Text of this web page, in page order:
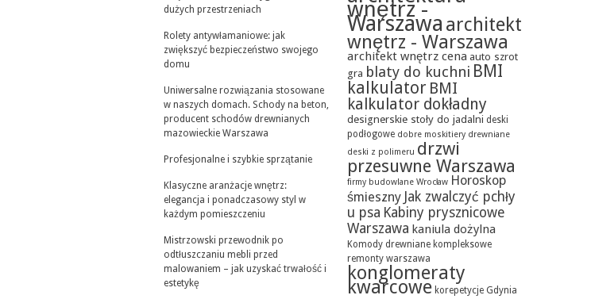
dużych przestrzeniach
Rolety antywłamaniowe: jak
zwiększyć bezpieczeństwo swojego
domu
Uniwersalne rozwiązania stosowane
w naszych domach. Schody na beton,
producent schodów drewnianych
mazowieckie Warszawa
Profesjonalne i szybkie sprzątanie
Klasyczne aranżacje wnętrz:
elegancja i ponadczasowy styl w
każdym pomieszczeniu
Mistrzowski przewodnik po
odtłuszczaniu mebli przed
malowaniem – jak uzyskać trwałość i
estetykę
wnętrz -
Warszawa architekt
wnętrz - Warszawa
architekt wnętrz cena auto szrot
gra blaty do kuchni BMI
kalkulator BMI
kalkulator dokładny
designerskie stoły do jadalni deski
podłogowe dobre moskitiery drewniane
deski z polimeru drzwi
przesuwne Warszawa
firmy budowlane Wrocław Horoskop
śmieszny Jak zwalczyć pchły
u psa Kabiny prysznicowe
Warszawa kaniula dożylna
Komody drewniane kompleksowe
remonty warszawa
konglomeraty
kwarcowe korepetycje Gdynia